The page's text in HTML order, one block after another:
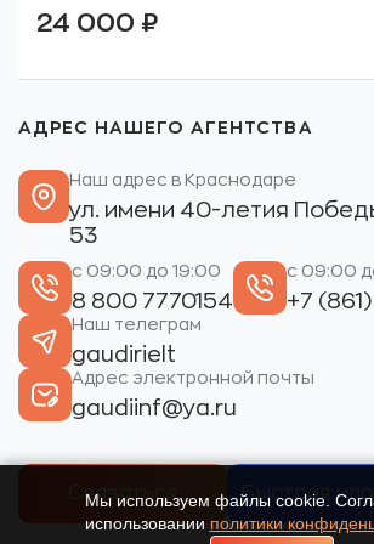
24 000 ₽
АДРЕС НАШЕГО АГЕНТСТВА
Наш адрес в Краснодаре
ул. имени 40-летия
53
с 09:00 до 19:00
8 800 7770154
с 09:00
+7
Наш телеграм
gaudirielt
Адрес электронной почты
gaudiinf@ya.ru
Связаться Быстрая
Мы используем файлы cookie.
использовании политики